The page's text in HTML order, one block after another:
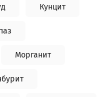
Кунцит
Морганит